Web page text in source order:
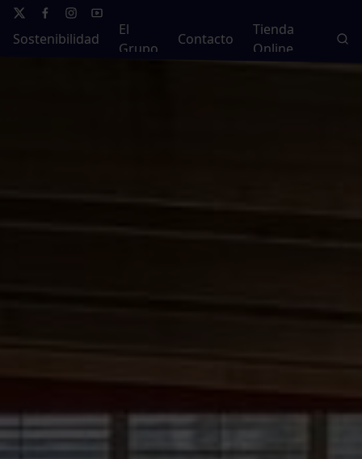
Sostenibilidad
El
Grupo
Contacto
Tienda
Online